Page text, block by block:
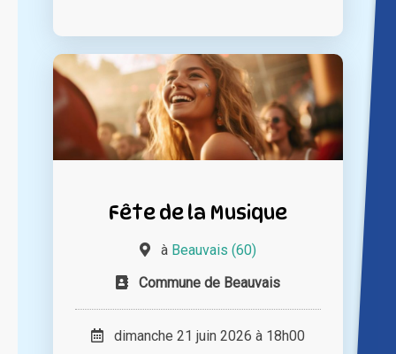
Fête de la Musique
à Beauvais (60)
Commune de Beauvais
dimanche 21 juin 2026 à 18h00